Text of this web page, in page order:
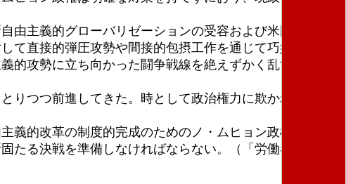
主義的グローバリゼーションの受容および米国帝国主
直接的弾圧攻勢や間接的包摂工作を通じて巧妙にすか
的攻勢に立ち向かった闘争戦線を絶えずかく乱する要因
つつ前進してきた。時として政治権力に欺かれはした
的改革の制度的完成のためのノ・ムヒョン政権の総体
る決戦を準備しなければならない。（「労働者の力」